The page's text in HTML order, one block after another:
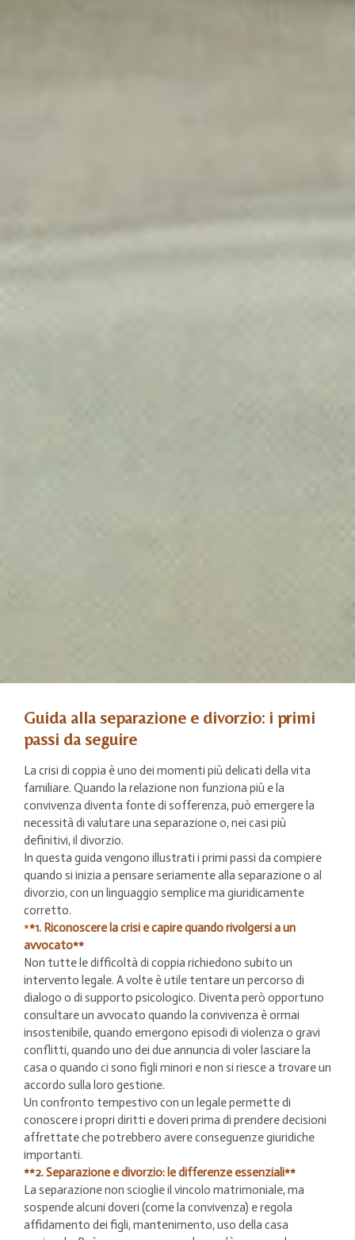
Guida alla separazione e divorzio: i primi
passi da seguire
La crisi di coppia è uno dei momenti più delicati della vita
familiare. Quando la relazione non funziona più e la
convivenza diventa fonte di sofferenza, può emergere la
necessità di valutare una separazione o, nei casi più
definitivi, il divorzio.
In questa guida vengono illustrati i primi passi da compiere
quando si inizia a pensare seriamente alla separazione o al
divorzio, con un linguaggio semplice ma giuridicamente
corretto.
**1. Riconoscere la crisi e capire quando rivolgersi a un
avvocato**
Non tutte le difficoltà di coppia richiedono subito un
intervento legale. A volte è utile tentare un percorso di
dialogo o di supporto psicologico. Diventa però opportuno
consultare un avvocato quando la convivenza è ormai
insostenibile, quando emergono episodi di violenza o gravi
conflitti, quando uno dei due annuncia di voler lasciare la
casa o quando ci sono figli minori e non si riesce a trovare un
accordo sulla loro gestione.
Un confronto tempestivo con un legale permette di
conoscere i propri diritti e doveri prima di prendere decisioni
affrettate che potrebbero avere conseguenze giuridiche
importanti.
**2. Separazione e divorzio: le differenze essenziali**
La separazione non scioglie il vincolo matrimoniale, ma
sospende alcuni doveri (come la convivenza) e regola
affidamento dei figli, mantenimento, uso della casa